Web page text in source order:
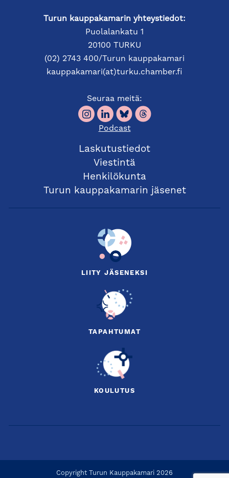
Turun kauppakamarin yhteystiedot:
Puolalankatu 1
20100 TURKU
(02) 2743 400/Turun kauppakamari
kauppakamari(at)turku.chamber.fi
Seuraa meitä:
Podcast
Laskutustiedot
Viestintä
Henkilökunta
Turun kauppakamarin jäsenet
LIITY JÄSENEKSI
TAPAHTUMAT
KOULUTUS
Copyright Turun Kauppakamari 2026